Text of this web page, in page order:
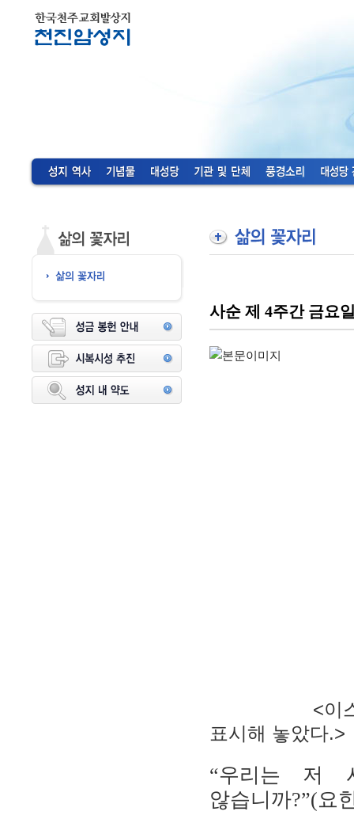
사순 제 4주간 금요
<이스라엘
표시해 놓았다.>
“우리는 저
않습니까?”(요